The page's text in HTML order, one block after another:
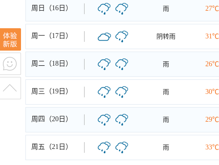
周日（16日） 雨 27℃
周一（17日） 阴转雨 31℃
周二（18日） 雨 26℃
周三（19日） 雨 30℃
周四（20日） 雨 29℃
周五（21日） 雨 33℃